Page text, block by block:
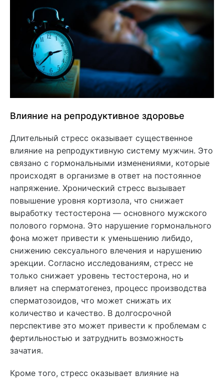
Влияние на репродуктивное здоровье
Длительный стресс оказывает существенное
влияние на репродуктивную систему мужчин. Это
связано с гормональными изменениями, которые
происходят в организме в ответ на постоянное
напряжение. Хронический стресс вызывает
повышение уровня кортизола, что снижает
выработку тестостерона — основного мужского
полового гормона. Это нарушение гормонального
фона может привести к уменьшению либидо,
снижению сексуального влечения и нарушению
эрекции. Согласно исследованиям, стресс не
только снижает уровень тестостерона, но и
влияет на сперматогенез, процесс производства
сперматозоидов, что может снижать их
количество и качество. В долгосрочной
перспективе это может привести к проблемам с
фертильностью и затруднить возможность
зачатия.
Кроме того, стресс оказывает влияние на